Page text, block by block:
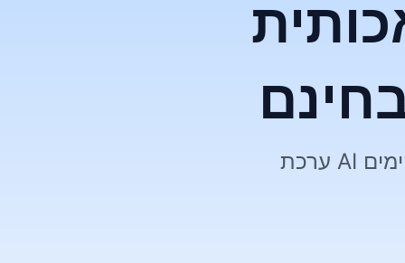
ערכת AI לעריכת תמונות ווידאו הכל בכל זאת: צור תמונות ווידאו מדהימים